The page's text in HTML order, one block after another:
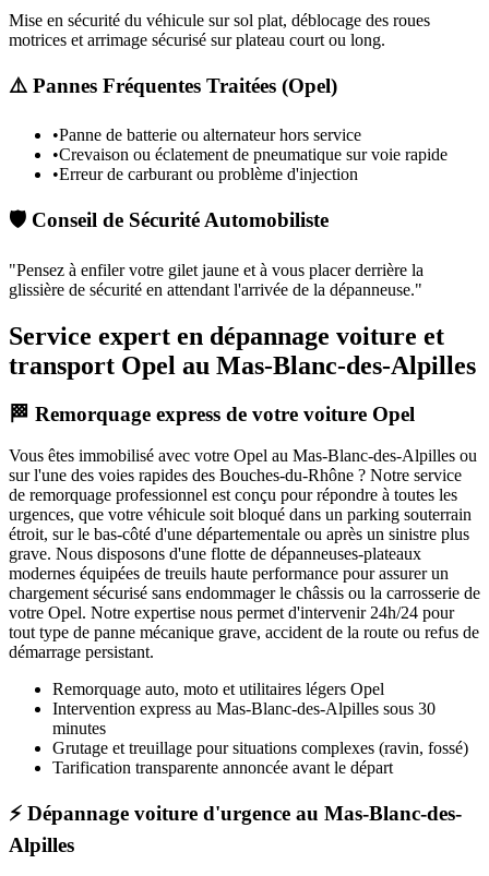
Mise en sécurité du véhicule sur sol plat, déblocage des roues
motrices et arrimage sécurisé sur plateau court ou long.
⚠️ Pannes Fréquentes Traitées (Opel)
•Panne de batterie ou alternateur hors service
•Crevaison ou éclatement de pneumatique sur voie rapide
•Erreur de carburant ou problème d'injection
🛡️ Conseil de Sécurité Automobiliste
"Pensez à enfiler votre gilet jaune et à vous placer derrière la
glissière de sécurité en attendant l'arrivée de la dépanneuse."
Service expert en dépannage voiture et
transport Opel au Mas-Blanc-des-Alpilles
🏁 Remorquage express de votre voiture Opel
Vous êtes immobilisé avec votre Opel au Mas-Blanc-des-Alpilles ou
sur l'une des voies rapides des Bouches-du-Rhône ? Notre service
de remorquage professionnel est conçu pour répondre à toutes les
urgences, que votre véhicule soit bloqué dans un parking souterrain
étroit, sur le bas-côté d'une départementale ou après un sinistre plus
grave. Nous disposons d'une flotte de dépanneuses-plateaux
modernes équipées de treuils haute performance pour assurer un
chargement sécurisé sans endommager le châssis ou la carrosserie de
votre Opel. Notre expertise nous permet d'intervenir 24h/24 pour
tout type de panne mécanique grave, accident de la route ou refus de
démarrage persistant.
Remorquage auto, moto et utilitaires légers Opel
Intervention express au Mas-Blanc-des-Alpilles sous 30
minutes
Grutage et treuillage pour situations complexes (ravin, fossé)
Tarification transparente annoncée avant le départ
⚡ Dépannage voiture d'urgence au Mas-Blanc-des-
Alpilles